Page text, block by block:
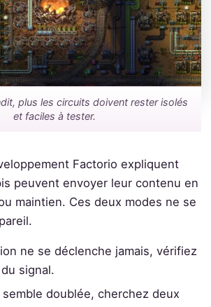
plus les circuits doivent rester isolés
et faciles à tester.
Factorio expliquent
peuvent envoyer leur contenu en
maintien. Ces deux modes ne se
ne se déclenche jamais, vérifiez
signal.
doublée, cherchez deux